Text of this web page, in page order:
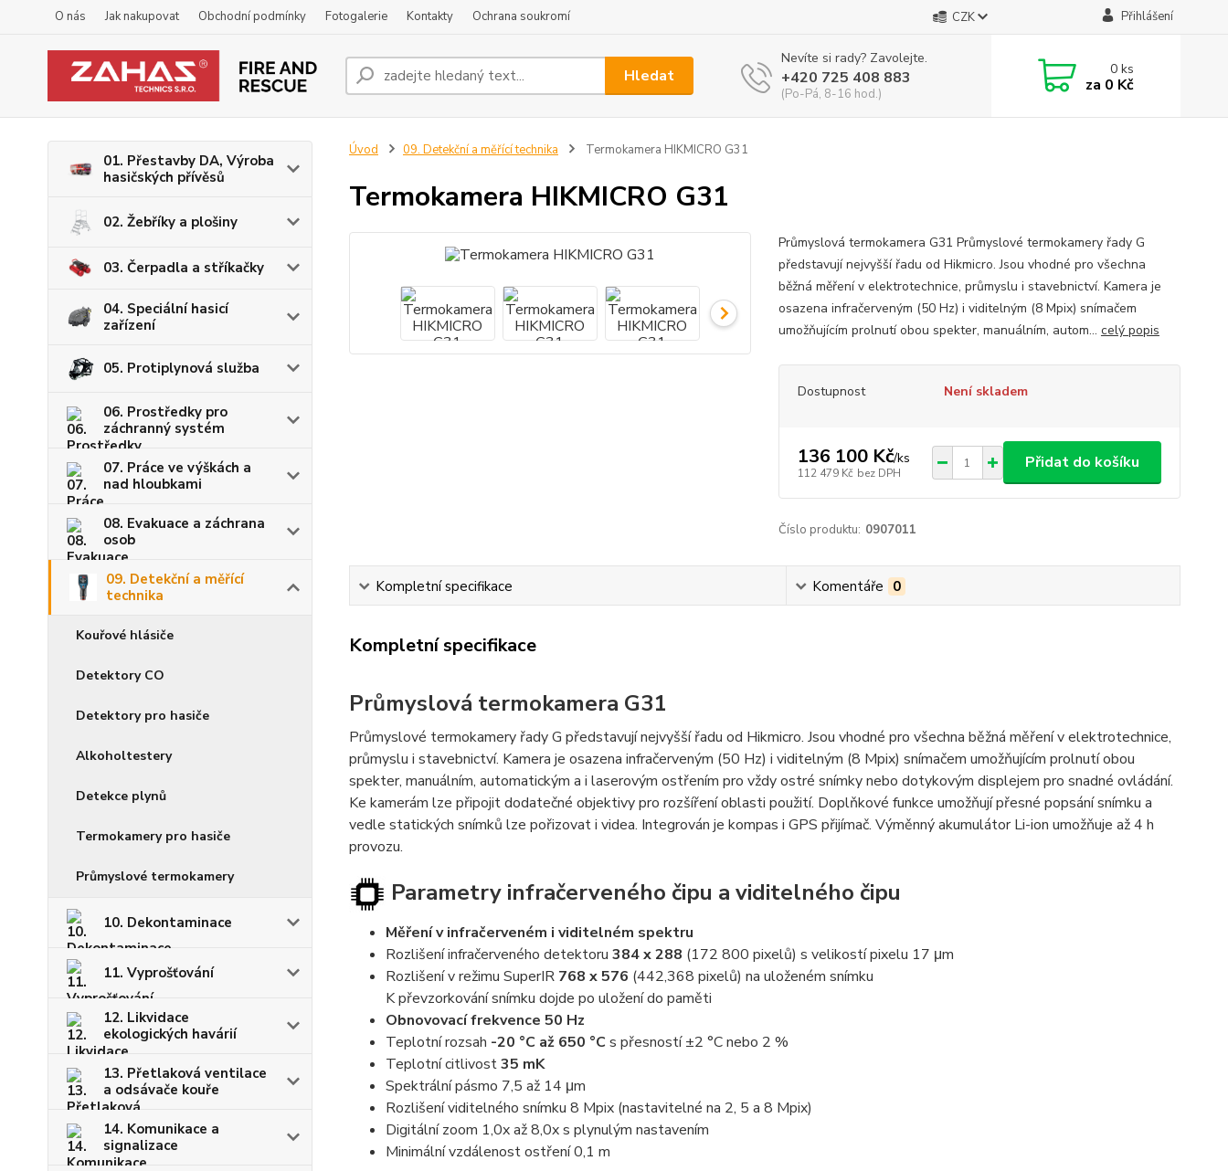
O nás Jak nakupovat Obchodní podmínky Fotogalerie Kontakty Ochrana soukromí CZK Přihlášení
Hledat
Nevíte si rady? Zavolejte.
+420 725 408 883
(Po-Pá, 8-16 hod.)
0ks
za 0 Kč
01. Přestavby DA, Výroba
hasičských přívěsů
02. Žebříky a plošiny
03. Čerpadla a stříkačky
04. Speciální hasicí
zařízení
05. Protiplynová služba
06. Prostředky pro
záchranný systém
07. Práce ve výškách a
nad hloubkami
08. Evakuace a záchrana
osob
09. Detekční a měřící
technika
Kouřové hlásiče
Detektory CO
Detektory pro hasiče
Alkoholtestery
Detekce plynů
Termokamery pro hasiče
Průmyslové termokamery
10. Dekontaminace
11. Vyprošťování
12. Likvidace
ekologických havárií
13. Přetlaková ventilace
a odsávače kouře
14. Komunikace a
signalizace
Úvod 09. Detekční a měřící technika Termokamera HIKMICRO G31
Termokamera HIKMICRO G31
Průmyslová termokamera G31 Průmyslové termokamery řady G
představují nejvyšší řadu od Hikmicro. Jsou vhodné pro všechna
běžná měření v elektrotechnice, průmyslu i stavebnictví. Kamera je
osazena infračerveným (50 Hz) i viditelným (8 Mpix) snímačem
umožňujícím prolnutí obou spekter, manuálním, autom... celý popis
Dostupnost Není skladem
136 100 Kč/ks
112 479 Kč bez DPH
Přidat do košíku
Číslo produktu: 0907011
Kompletní specifikace Komentáře 0
Kompletní specifikace
Průmyslová termokamera G31
Průmyslové termokamery řady G představují nejvyšší řadu od Hikmicro. Jsou vhodné pro všechna běžná měření v elektrotechnice,
průmyslu i stavebnictví. Kamera je osazena infračerveným (50 Hz) i viditelným (8 Mpix) snímačem umožňujícím prolnutí obou
spekter, manuálním, automatickým a i laserovým ostřením pro vždy ostré snímky nebo dotykovým displejem pro snadné ovládání.
Ke kamerám lze připojit dodatečné objektivy pro rozšíření oblasti použití. Doplňkové funkce umožňují přesné popsání snímku a
vedle statických snímků lze pořizovat i videa. Integrován je kompas i GPS přijímač. Výměnný akumulátor Li-ion umožňuje až 4 h
provozu.
Parametry infračerveného čipu a viditelného čipu
Měření v infračerveném i viditelném spektru
Rozlišení infračerveného detektoru 384 x 288 (172 800 pixelů) s velikostí pixelu 17 μm
Rozlišení v režimu SuperIR 768 x 576 (442,368 pixelů) na uloženém snímku
K převzorkování snímku dojde po uložení do paměti
Obnovovací frekvence 50 Hz
Teplotní rozsah -20 °C až 650 °C s přesností ±2 °C nebo 2 %
Teplotní citlivost35 mK
Spektrální pásmo 7,5 až 14 μm
Rozlišení viditelného snímku 8 Mpix (nastavitelné na 2, 5 a 8 Mpix)
Digitální zoom 1,0x až 8,0x s plynulým nastavením
Minimální vzdálenost ostření 0,1 m